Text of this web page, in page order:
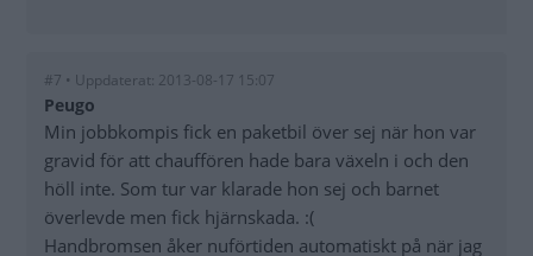
#7 • Uppdaterat: 2013-08-17 15:07
Peugo
Min jobbkompis fick en paketbil över sej när hon var
gravid för att chauffören hade bara växeln i och den
höll inte. Som tur var klarade hon sej och barnet
överlevde men fick hjärnskada. :(
Handbromsen åker nuförtiden automatiskt på när jag